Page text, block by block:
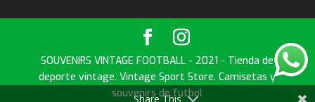
SOUVENIRS VINTAGE FOOTBALL - 2021 - Tienda de
deporte vintage. Vintage Sport Store. Camisetas y
souvenirs de fútbol
Share This